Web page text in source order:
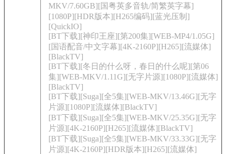
MKV/7.60GB][国粤英多音轨/简繁英字幕]
[1080P][HDR版本][H265编码][蓝光压制]
[QuickIO]
[BT下载][神印王座][第200集][WEB-MP4/1.05G]
[国语配音/中文字幕][4K-2160P][H265][流媒体]
[BlackTV]
[BT下载][冬日的什么呀，春日的什么呢][第06
集][WEB-MKV/1.11G][无字片源][1080P][流媒体]
[BlackTV]
[BT下载][Suga][全5集][WEB-MKV/13.46G][无字
片源][1080P][流媒体][BlackTV]
[BT下载][Suga][全5集][WEB-MKV/25.35G][无字
片源][4K-2160P][H265][流媒体][BlackTV]
[BT下载][Suga][全5集][WEB-MKV/33.33G][无字
片源][4K-2160P][HDR版本][H265][流媒体]